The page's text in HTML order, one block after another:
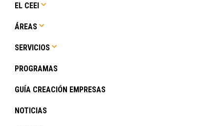
EL CEEI
ÁREAS
SERVICIOS
PROGRAMAS
GUÍA CREACIÓN EMPRESAS
NOTICIAS